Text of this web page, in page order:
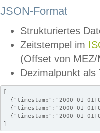
JSON-Format
Strukturiertes
Zeitstempel im
(Offset von MEZ/
Dezimalpunkt als
[
{"timestamp":"2000-01-
{"timestamp":"2000-01-
{"timestamp":"2000-01-
]